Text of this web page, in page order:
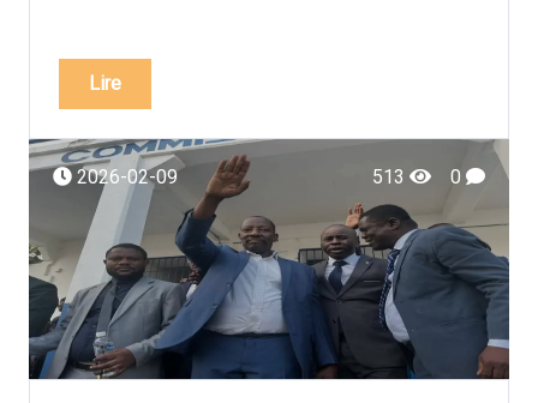
Lire
2026-02-09 513 0